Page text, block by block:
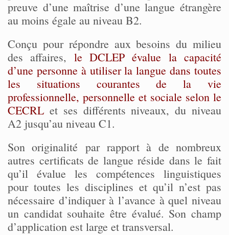
preuve d’une maîtrise d’une langue étrangère
au moins égale au niveau B2.
Conçu pour répondre aux besoins du milieu
des affaires, le DCLEP évalue la capacité
d’une personne à utiliser la langue dans toutes
les situations courantes de la vie
professionnelle, personnelle et sociale selon le
CECRLet ses différents niveaux, du niveau
A2 jusqu’au niveau C1.
Son originalité par rapport à de nombreux
autres certificats de langue réside dans le fait
qu’il évalue les compétences linguistiques
pour toutes les disciplines et qu’il n’est pas
nécessaire d’indiquer à l’avance à quel niveau
un candidat souhaite être évalué. Son champ
d’application est large et transversal.